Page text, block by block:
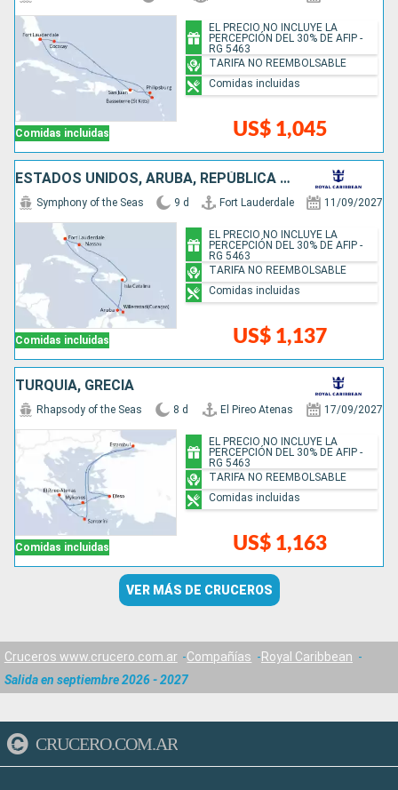
Comidas incluidas US$ 1,045
EL PRECIO NO INCLUYE LA
PERCEPCIÓN DEL 30% DE AFIP -
RG 5463
TARIFA NO REEMBOLSABLE
Comidas incluidas
ESTADOS UNIDOS, ARUBA, REPÚBLICA DOMINICANA, BAHAMAS
Comidas incluidas
Symphony of the Seas 9 d Fort Lauderdale 11/09/2027
US$ 1,137
EL PRECIO NO INCLUYE LA
PERCEPCIÓN DEL 30% DE AFIP -
RG 5463
TARIFA NO REEMBOLSABLE
Comidas incluidas
TURQUÍA, GRECIA
Comidas incluidas
Rhapsody of the Seas 8 d El Pireo Atenas 17/09/2027
US$ 1,163
EL PRECIO NO INCLUYE LA
PERCEPCIÓN DEL 30% DE AFIP -
RG 5463
TARIFA NO REEMBOLSABLE
Comidas incluidas
VER MÁS DE CRUCEROS
Cruceros www.crucero.com.ar Compañías
Royal Caribbean
Salida en septiembre 2026 - 2027
CRUCERO.COM.AR